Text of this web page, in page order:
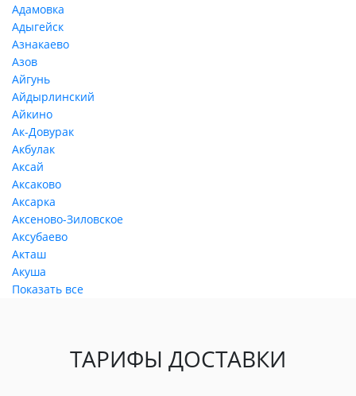
Адамовка
Адыгейск
Азнакаево
Азов
Айгунь
Айдырлинский
Айкино
Ак-Довурак
Акбулак
Аксай
Аксаково
Аксарка
Аксеново-Зиловское
Аксубаево
Акташ
Акуша
Показать все
ТАРИФЫ ДОСТАВКИ